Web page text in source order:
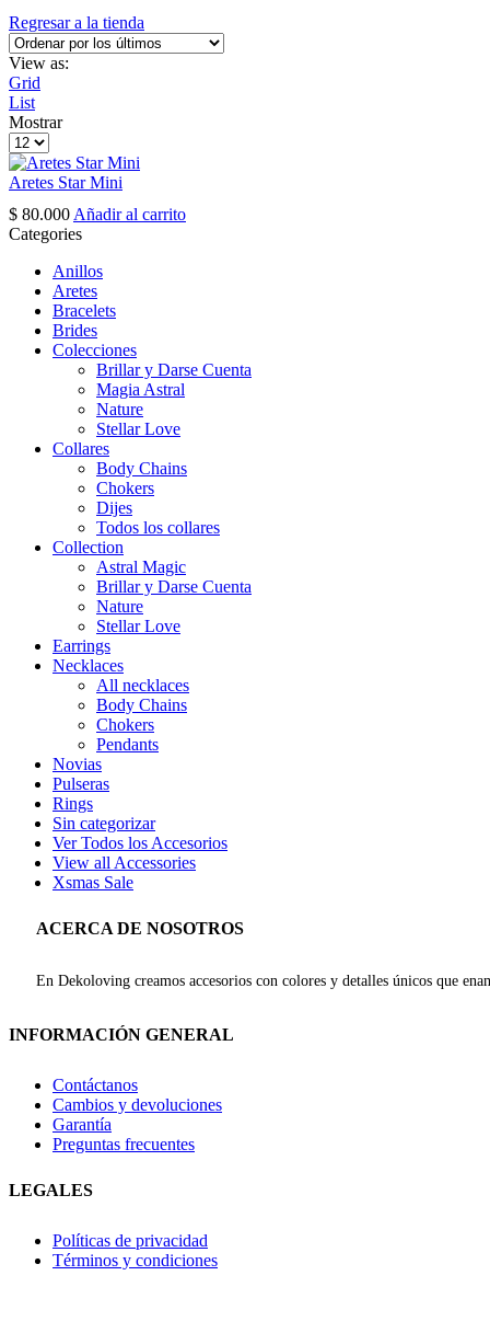
Regresar a la tienda
View as:
Grid
List
Mostrar
Products
per
page
Aretes Star Mini
$ 80.000 Añadir al carrito
Categories
Anillos
Aretes
Bracelets
Brides
Colecciones
Brillar y Darse Cuenta
Magia Astral
Nature
Stellar Love
Collares
Body Chains
Chokers
Dijes
Todos los collares
Collection
Astral Magic
Brillar y Darse Cuenta
Nature
Stellar Love
Earrings
Necklaces
All necklaces
Body Chains
Chokers
Pendants
Novias
Pulseras
Rings
Sin categorizar
Ver Todos los Accesorios
View all Accessories
Xsmas Sale
ACERCA DE NOSOTROS
En Dekoloving creamos accesorios con colores y detalles únicos que
INFORMACIÓN GENERAL
Contáctanos
Cambios y devoluciones
Garantía
Preguntas frecuentes
LEGALES
Políticas de privacidad
Términos y condiciones